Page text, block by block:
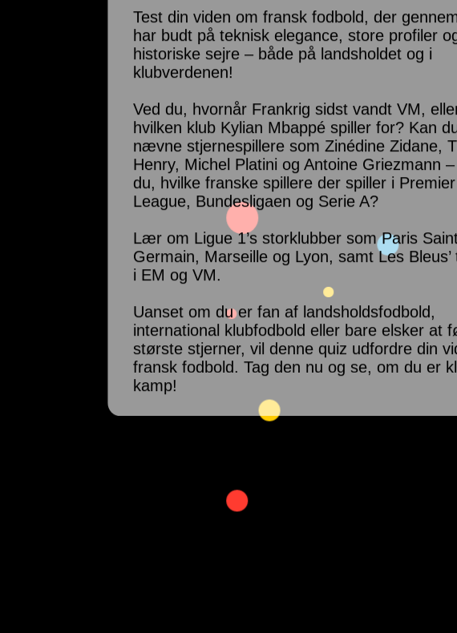
Test din viden om fransk fodbold, der
har budt på teknisk elegance, store profiler
historiske sejre – både på landsholdet og i
klubverdenen!
Ved du, hvornår Frankrig sidst vandt VM,
hvilken klub Kylian Mbappé spiller for? Kan
nævne stjernespillere som Zinédine Zidane,
Henry, Michel Platini og Antoine Griezmann
du, hvilke franske spillere der spiller i Premier
League, Bundesligaen og Serie A?
Lær om Ligue 1’s storklubber som Paris
Germain, Marseille og Lyon, samt Les Bleus’
i EM og VM.
Uanset om du er fan af landsholdsfodbold,
international klubfodbold eller bare elsker at
største stjerner, vil denne quiz udfordre din
fransk fodbold. Tag den nu og se, om du er
kamp!